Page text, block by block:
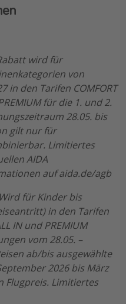
wird für
von
in den Tarifen COMFORT
für die 1. und 2.
28.05. bis
gilt nur für
Limitiertes
AIDA
auf aida.de/agb
für Kinder bis
in den Tarifen
IN und PREMIUM
vom 28.05. –
ab/bis ausgewählte
2026 bis März
Flugpreis. Limitiertes